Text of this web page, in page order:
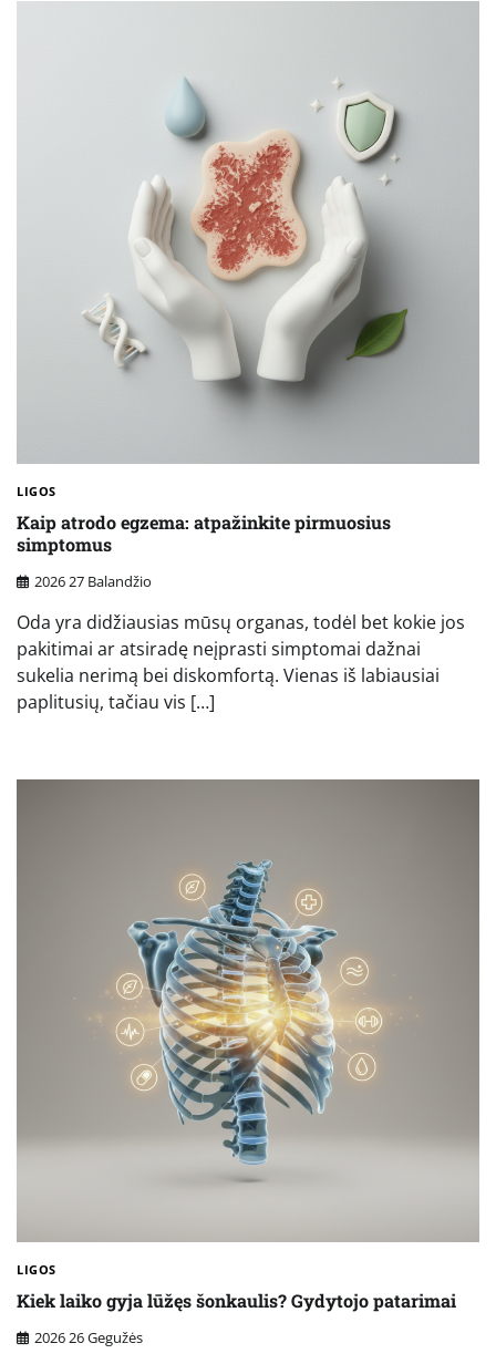
LIGOS
Kaip atrodo egzema: atpažinkite pirmuosius
simptomus
2026 27 Balandžio
Oda yra didžiausias mūsų organas, todėl bet kokie jos
pakitimai ar atsiradę neįprasti simptomai dažnai
sukelia nerimą bei diskomfortą. Vienas iš labiausiai
paplitusių, tačiau vis […]
LIGOS
Kiek laiko gyja lūžęs šonkaulis? Gydytojo patarimai
2026 26 Gegužės